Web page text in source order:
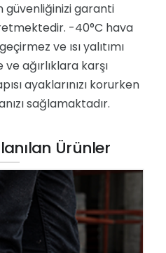
güvenliğinizi garanti
-40°C hava
ve ısı yalıtımı
ağırlıklara karşı
ayaklarınızı korurken
sağlamaktadır.
Ürünler